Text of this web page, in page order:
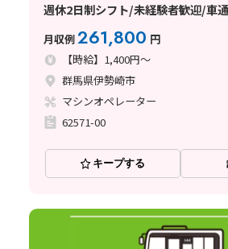
週休2日制シフト/未経験者歓迎/車
週払い制度あり
月収例261,800 円
【時給】1,400円～
群馬県伊勢崎市
マシンオペレーター
62571-00
キープする